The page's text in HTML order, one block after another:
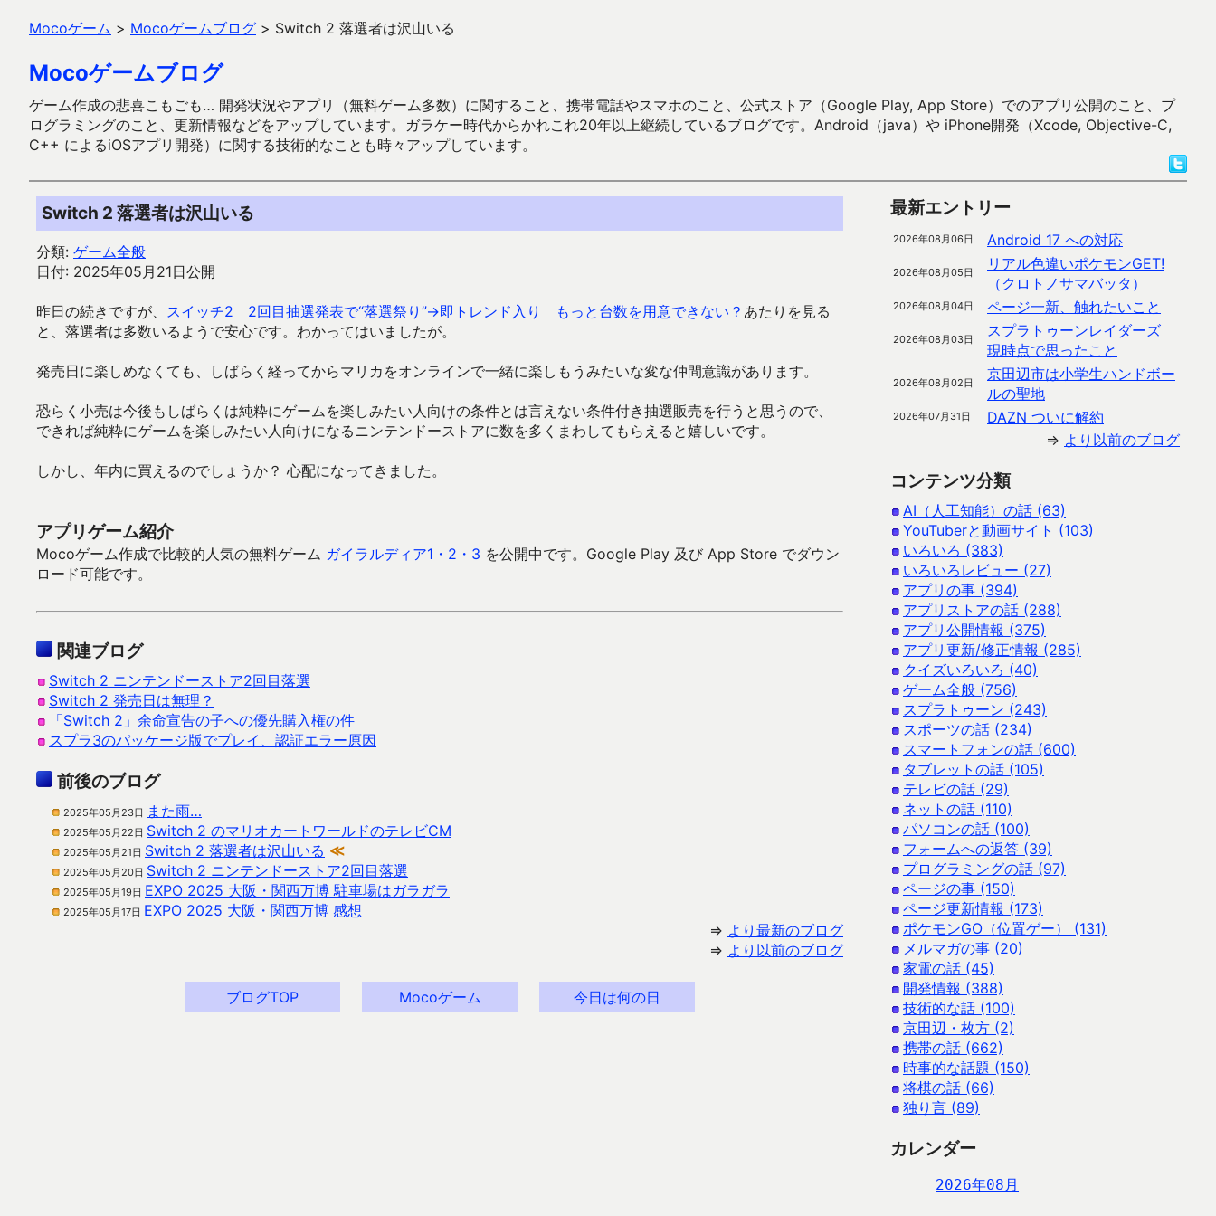
Mocoゲーム > Mocoゲームブログ > Switch 2 落選者は沢山いる
Mocoゲームブログ
ゲーム作成の悲喜こもごも… 開発状況やアプリ（無料ゲーム多数）に関すること、携帯電話やスマホのこと、公式ストア（Google Play, App Store）でのアプリ公開のこと、プ
ログラミングのこと、更新情報などをアップしています。ガラケー時代からかれこれ20年以上継続しているブログです。Android（java）や iPhone開発（Xcode, Objective-C,
C++ によるiOSアプリ開発）に関する技術的なことも時々アップしています。
Switch 2 落選者は沢山いる
分類: ゲーム全般
日付: 2025年05月21日公開
昨日の続きですが、 スイッチ2 2回目抽選発表で“落選祭り”→即トレンド入り もっと台数を用意できない？ あたりを見る
と、落選者は多数いるようで安心です。わかってはいましたが。
発売日に楽しめなくても、しばらく経ってからマリカをオンラインで一緒に楽しもうみたいな変な仲間意識があります。
恐らく小売は今後もしばらくは純粋にゲームを楽しみたい人向けの条件とは言えない条件付き抽選販売を行うと思うので、
できれば純粋にゲームを楽しみたい人向けになるニンテンドーストアに数を多くまわしてもらえると嬉しいです。
しかし、年内に買えるのでしょうか？ 心配になってきました。
アプリゲーム紹介
Mocoゲーム作成で比較的人気の無料ゲーム ガイラルディア1・2・3 を公開中です。Google Play 及び App Store でダウン
ロード可能です。
関連ブログ
Switch 2 ニンテンドーストア2回目落選
Switch 2 発売日は無理？
「Switch 2」余命宣告の子への優先購入権の件
スプラ3のパッケージ版でプレイ、認証エラー原因
前後のブログ
2025年05月23日 また雨…
2025年05月22日 Switch 2 のマリオカートワールドのテレビCM
2025年05月21日 Switch 2 落選者は沢山いる ≪
2025年05月20日 Switch 2 ニンテンドーストア2回目落選
2025年05月19日 EXPO 2025 大阪・関西万博 駐車場はガラガラ
2025年05月17日 EXPO 2025 大阪・関西万博 感想
⇒ より最新のブログ
⇒ より以前のブログ
ブログTOP Mocoゲーム 今日は何の日
最新エントリー
2026年08月06日 Android 17 への対応
2026年08月05日
リアル色違いポケモンGET!
（クロトノサマバッタ）
2026年08月04日 ページ一新、触れたいこと
2026年08月03日
スプラトゥーンレイダーズ
現時点で思ったこと
2026年08月02日
京田辺市は小学生ハンドボー
ルの聖地
2026年07月31日
DAZN ついに解約
⇒ より以前のブログ
コンテンツ分類
AI（人工知能）の話 (63)
YouTuberと動画サイト (103)
いろいろ (383)
いろいろレビュー (27)
アプリの事 (394)
アプリストアの話 (288)
アプリ公開情報 (375)
アプリ更新/修正情報 (285)
クイズいろいろ (40)
ゲーム全般 (756)
スプラトゥーン (243)
スポーツの話 (234)
スマートフォンの話 (600)
タブレットの話 (105)
テレビの話 (29)
ネットの話 (110)
パソコンの話 (100)
フォームへの返答 (39)
プログラミングの話 (97)
ページの事 (150)
ページ更新情報 (173)
ポケモンGO（位置ゲー） (131)
メルマガの事 (20)
家電の話 (45)
開発情報 (388)
技術的な話 (100)
京田辺・枚方 (2)
携帯の話 (662)
時事的な話題 (150)
将棋の話 (66)
独り言 (89)
カレンダー
2026年08月